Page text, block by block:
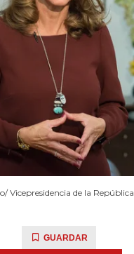
Vicepresidencia de la República
GUARDAR